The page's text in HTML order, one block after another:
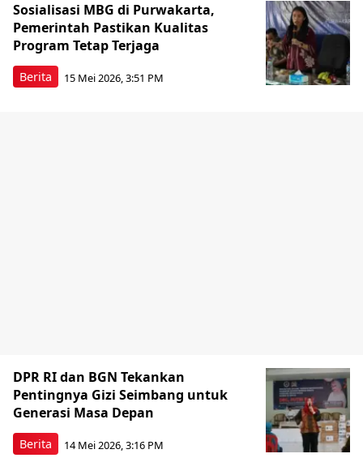
Berita
Sosialisasi MBG di Purwakarta,
Pemerintah Pastikan Kualitas
Program Tetap Terjaga
15 Mei 2026, 3:51 PM
Berita
DPR RI dan BGN Tekankan
Pentingnya Gizi Seimbang untuk
Generasi Masa Depan
14 Mei 2026, 3:16 PM